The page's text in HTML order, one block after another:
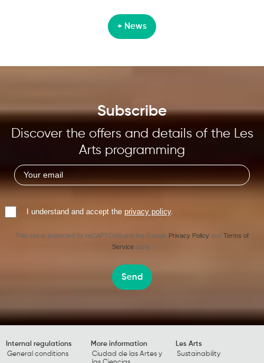
+ News
Subscribe
Discover the offers and details of the Les
Arts programming
I understand and accept the privacy policy.
This site is protected by reCAPTCHA and the Google Privacy Policy and Terms of
Service apply.
Send
Internal regulations
General conditions
More information
Ciudad de las Artes y
Les Arts
Sustainability